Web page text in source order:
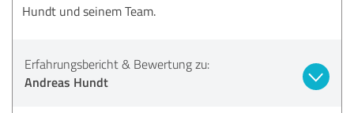
Hundt und seinem Team.
Erfahrungsbericht & Bewertung zu:
Andreas Hundt